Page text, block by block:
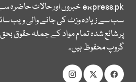
express.pkخبروں اور حالات حاضرہ
سب سے زیادہ وزٹ کی جانے والی ویب
پر شائع شدہ تمام مواد کے جملہ حقوق
گروپ محفوظ ہیں۔